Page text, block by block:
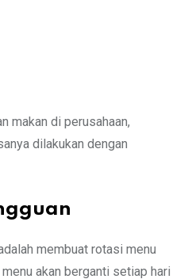
makan di perusahaan,
dilakukan dengan
membuat rotasi menu
akan berganti setiap hari